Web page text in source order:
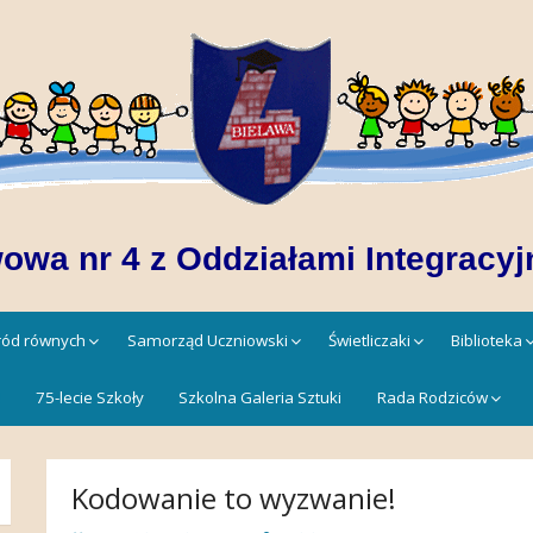
nr 4 z Oddziałami
równych Samorząd Uczniowski Świetliczaki Biblioteka
75-lecie Szkoły Szkolna Galeria Sztuki Rada Rodziców
Kodowanie to wyzwanie!